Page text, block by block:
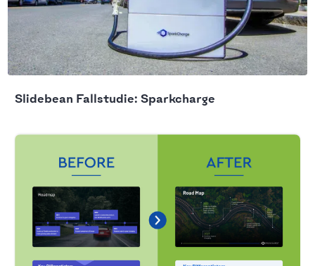
Slidebean Fallstudie: Sparkcharge